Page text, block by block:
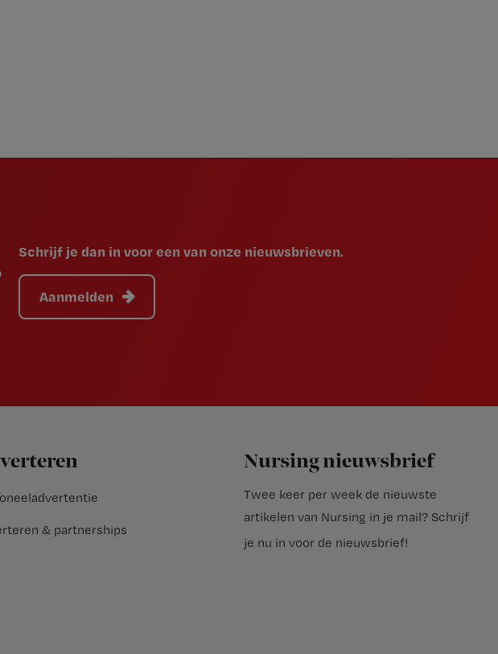
Schrijf je dan in voor een van onze nieuwsbrieven.
Aanmelden
& partnerships
Nursing nieuwsbrief
Twee keer per week de nieuwste
artikelen van Nursing in je mail? Schrijf
je nu in voor de nieuwsbrief!